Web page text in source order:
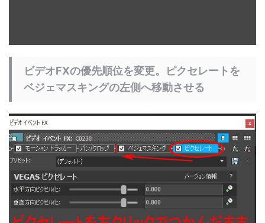
ビデオFXの優先順位を変更。ピクセレートを
ベジェマスキングの左側へ移動させる